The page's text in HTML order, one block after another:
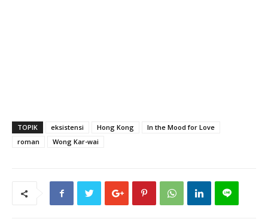
TOPIK eksistensi Hong Kong
In the Mood for Love
roman
Wong Kar-wai